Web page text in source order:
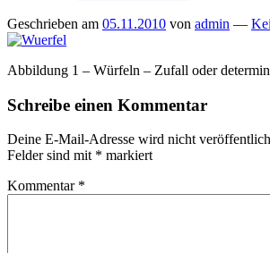
Geschrieben am 05.11.2010 von admin —
Abbildung 1 – Würfeln – Zufall oder
Schreibe einen Kommentar
Deine E-Mail-Adresse wird nicht
Felder sind mit * markiert
Kommentar *